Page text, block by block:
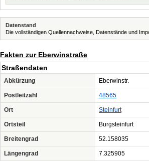
Datenstand
Die vollständigen Quellennachweise, Datenstände und
Fakten zur Eberwinstraße
Straßendaten
Abkürzung Eberwinstr.
Postleitzahl 48565
Ort Steinfurt
Ortsteil Burgsteinfurt
Breitengrad 52.158035
Längengrad 7.325905